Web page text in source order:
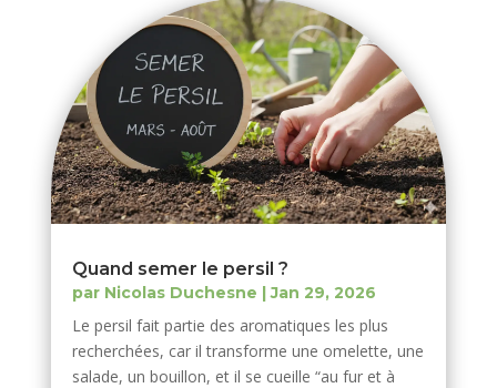
Quand semer le persil ?
par Nicolas Duchesne |Jan 29, 2026
Le persil fait partie des aromatiques les plus
recherchées, car il transforme une omelette, une
salade, un bouillon, et il se cueille “au fur et à